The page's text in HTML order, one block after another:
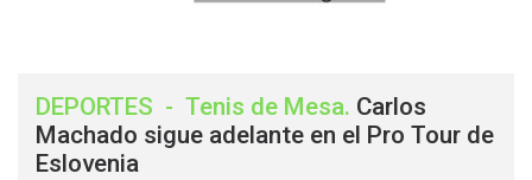
DEPORTES - Tenis de Mesa. Carlos
Machado sigue adelante en el Pro Tour de
Eslovenia